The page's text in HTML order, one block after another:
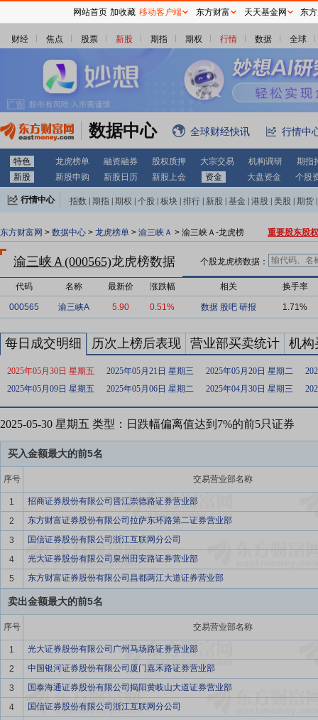
财经 焦点 股票 新股 期指 期权 行情 数据 全球
数据中心 全球财经快讯 行情中
特色 龙虎榜单 融资融券 股权质押 大宗交易 机构调研
期指
新股
新股申购 新股日历 新股上会 资金 大盘资金 个股
行情中心 指数 期指 期权 个股 板块 排行 新股 基金 港股 美股 期货
东方财富网 > 数据中心 > 龙虎榜单 > 渝三峡Ａ > 渝三峡Ａ-龙虎榜 重要股东股
渝三峡Ａ(000565)龙虎榜数据 个股龙虎榜数据：
代码 名称 最新价 涨跌幅 相关 换手率
000565 渝三峡A 5.90 0.51% 数据 股吧 研报 1.71%
每日成交明细 历次上榜后表现 营业部买卖统计 机构
2025年05月30日 星期五 2025年05月21日 星期三 2025年05月20日 星期二
2025年05月09日 星期五
2025年05月06日 星期二 2025年04月30日 星期三
2025-05-30 星期五 类型：日跌幅偏离值达到7%的前5只证券
买入金额最大的前5名
序号 交易营业部名称
1
招商证券股份有限公司晋江崇德路证券营业部
2
东方财富证券股份有限公司拉萨东环路第二证券营业部
3
国信证券股份有限公司浙江互联网分公司
4
光大证券股份有限公司泉州田安路证券营业部
5
东方财富证券股份有限公司昌都两江大道证券营业部
卖出金额最大的前5名
序号 交易营业部名称
1
光大证券股份有限公司广州马场路证券营业部
2
中国银河证券股份有限公司厦门嘉禾路证券营业部
3
国泰海通证券股份有限公司揭阳黄岐山大道证券营业部
4
国信证券股份有限公司浙江互联网分公司
网站首页 加收藏 移动客户端 东方财富 天天基金网 东